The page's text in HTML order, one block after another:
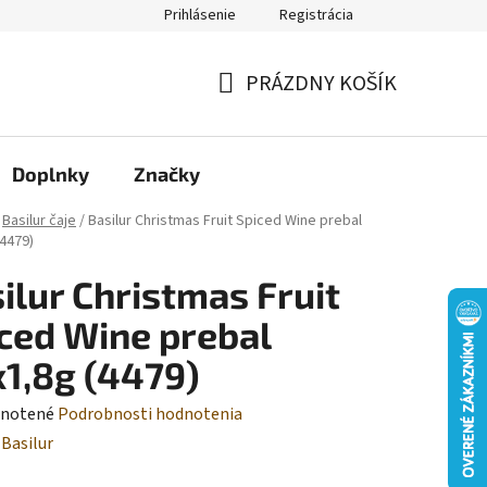
Prihlásenie Registrácia
PRÁZDNY KOŠÍK
Doplnky Značky
Basilur čaje/Basilur Christmas Fruit Spiced Wine prebal
Christmas Fruit
Wine prebal
(4479)
Podrobnosti hodnotenia
Basilur